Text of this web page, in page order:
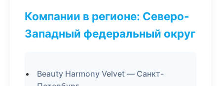
Компании в регионе: Северо-
Западный федеральный округ
Beauty Harmony Velvet — Санкт-